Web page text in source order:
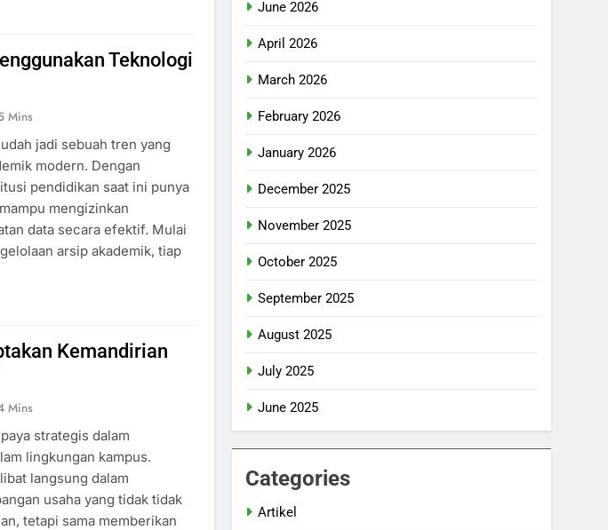
Teknologi
Mins
jadi sebuah tren yang
modern. Dengan
pendidikan saat ini punya
mengizinkan
data secara efektif. Mulai
arsip akademik, tiap
Kemandirian
Mins
strategis dalam
lingkungan kampus.
langsung dalam
usaha yang tidak tidak
tetapi sama memberikan
June 2026
April 2026
March 2026
February 2026
January 2026
December 2025
November 2025
October 2025
September 2025
August 2025
July 2025
June 2025
Categories
Artikel